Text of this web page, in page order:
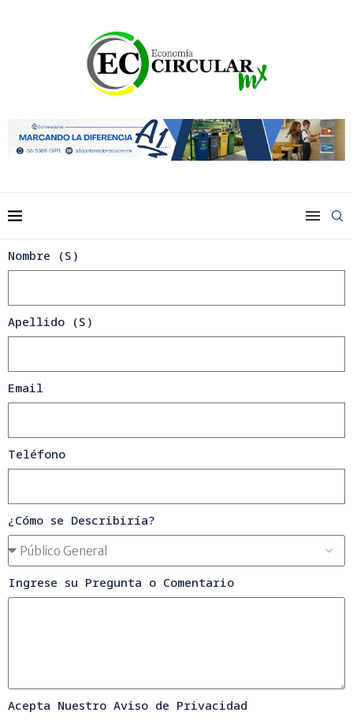
Nombre (S)
Apellido (S)
Email
Teléfono
¿Cómo se Describiría?
Ingrese su Pregunta o Comentario
Acepta Nuestro Aviso de Privacidad